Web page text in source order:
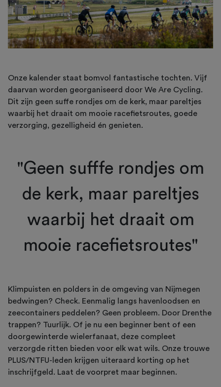
Onze kalender staat bomvol fantastische tochten. Vijf
daarvan worden georganiseerd door We Are Cycling.
Dit zijn geen suffe rondjes om de kerk, maar pareltjes
waarbij het draait om mooie racefietsroutes, goede
verzorging, gezelligheid én genieten.
"Geen sufffe rondjes om
de kerk, maar pareltjes
waarbij het draait om
mooie racefietsroutes"
Klimpuisten en polders in de omgeving van Nijmegen
bedwingen? Check. Eenmalig langs havenloodsen en
zeecontainers peddelen? Geen probleem. Door Drenthe
trappen? Tuurlijk. Of je nu een beginner bent of een
doorgewinterde wielerfanaat, deze compleet
verzorgde ritten bieden voor elk wat wils. Onze trouwe
PLUS/NTFU-leden krijgen uiteraard korting op het
inschrijfgeld. Laat de voorpret maar beginnen.